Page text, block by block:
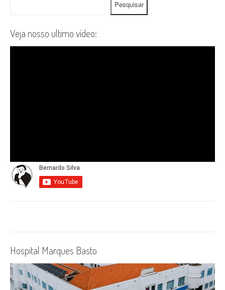
Pesquisar
Veja nosso ultimo vídeo:
Hospital Marques Basto